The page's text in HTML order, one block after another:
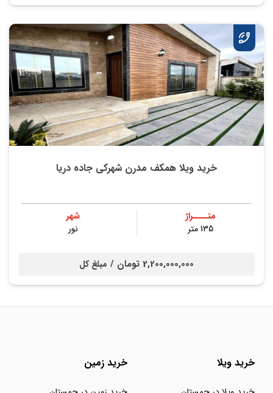
خرید ویلا همکف مدرن شهرکی جاده دریا
متــــراژ
135 متر
شهر
نور
2,200,000,000 تومان / مبلغ کل
خرید ویلا خرید زمین